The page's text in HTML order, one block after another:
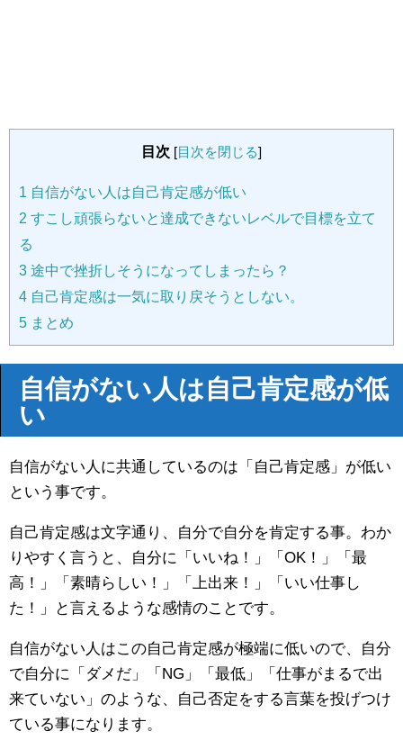
目次 [目次を閉じる]
1 自信がない人は自己肯定感が低い
2 すこし頑張らないと達成できないレベルで目標を立て
る
3 途中で挫折しそうになってしまったら？
4 自己肯定感は一気に取り戻そうとしない。
5 まとめ
自信がない人は自己肯定感が低
い
自信がない人に共通しているのは「自己肯定感」が低い
という事です。
自己肯定感は文字通り、自分で自分を肯定する事。わか
りやすく言うと、自分に「いいね！」「OK！」「最
高！」「素晴らしい！」「上出来！」「いい仕事し
た！」と言えるような感情のことです。
自信がない人はこの自己肯定感が極端に低いので、自分
で自分に「ダメだ」「NG」「最低」「仕事がまるで出
来ていない」のような、自己否定をする言葉を投げつけ
ている事になります。